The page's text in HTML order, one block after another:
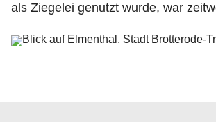
als Ziegelei genutzt wurde, war
Online Anträge
Niederschriften
Senioren
Kirche
Übernachten
Gastronomie